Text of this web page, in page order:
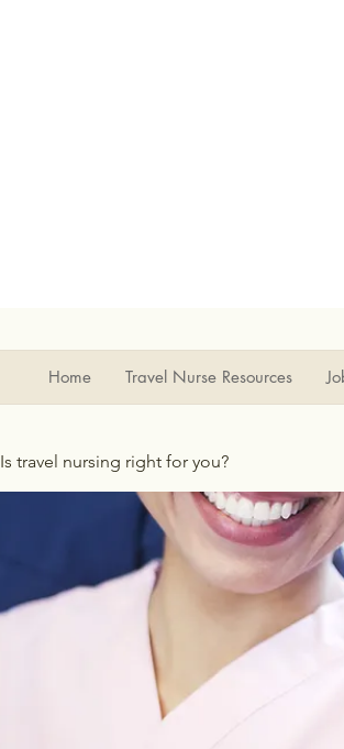
Home Travel Nurse Resources
Is travel nursing right for you?